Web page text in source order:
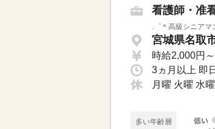
看護師・准
.゜＊高級シニアマ
宮城県名取
時給2,000円
月曜 火曜 水
多い年齢層